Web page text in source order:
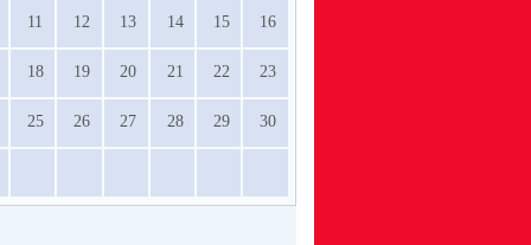
11 12 13 14 15 16
18 19 20 21 22 23
25 26 27 28 29 30